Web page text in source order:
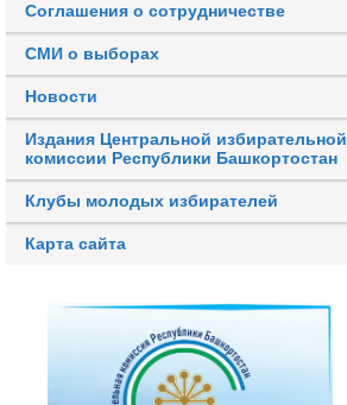
Соглашения о сотрудничестве
СМИ о выборах
Новости
Издания Центральной избирательной
комиссии Республики Башкортостан
Клубы молодых избирателей
Карта сайта